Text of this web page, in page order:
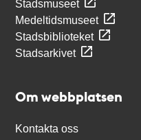
Stadsmuseet
Medeltidsmuseet
Stadsbiblioteket
Stadsarkivet
Om webbplatsen
Kontakta oss